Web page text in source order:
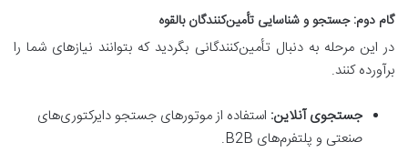
گام دوم: جستجو و شناسایی تأمین‌کنندگان بالقوه
در این مرحله به دنبال تأمین‌کنندگانی بگردید که بتوانند نیازهای شما را
برآورده کنند.
جستجوی آنلاین: استفاده از موتورهای جستجو دایرکتوری‌های
صنعتی و پلتفرم‌های B2B.